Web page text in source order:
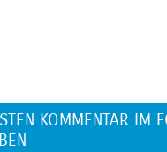
KOMMENTAR IM